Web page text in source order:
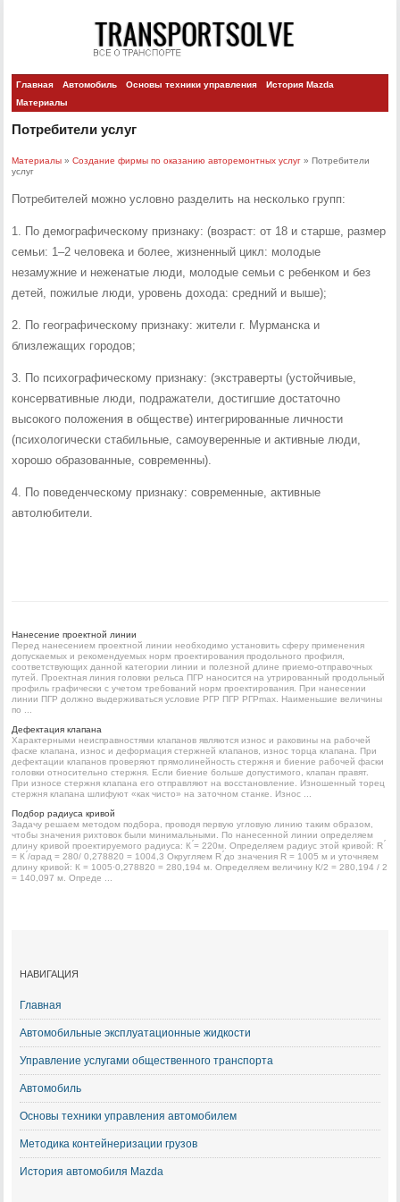
Главная Автомобиль Основы техники управления
История Mazda
Материалы
Потребители услуг
Материалы »Создание фирмы по оказанию авторемонтных услуг » Потребители
услуг
Потребителей можно условно разделить на несколько групп:
1. По демографическому признаку: (возраст: от 18 и старше, размер
семьи: 1–2 человека и более, жизненный цикл: молодые
незамужние и неженатые люди, молодые семьи с ребенком и без
детей, пожилые люди, уровень дохода: средний и выше);
2. По географическому признаку: жители г. Мурманска и
близлежащих городов;
3. По психографическому признаку: (экстраверты (устойчивые,
консервативные люди, подражатели, достигшие достаточно
высокого положения в обществе) интегрированные личности
(психологически стабильные, самоуверенные и активные люди,
хорошо образованные, современны).
4. По поведенческому признаку: современные, активные
автолюбители.
Нанесение проектной линии
Перед нанесением проектной линии необходимо установить сферу применения
допускаемых и рекомендуемых норм проектирования продольного профиля,
соответствующих данной категории линии и полезной длине приемо-отправочных
путей. Проектная линия головки рельса ПГР наносится на утрированный продольный
профиль графически с учетом требований норм проектирования. При нанесении
линии ПГР должно выдерживаться условие РГР ПГР РГРmax. Наименьшие величины
по ...
Дефектация клапана
Характерными неисправностями клапанов являются износ и раковины на рабочей
фаске клапана, износ и деформация стержней клапанов, износ торца клапана. При
дефектации клапанов проверяют прямолинейность стержня и биение рабочей фаски
головки относительно стержня. Если биение больше допустимого, клапан правят.
При износе стержня клапана его отправляют на восстановление. Изношенный торец
стержня клапана шлифуют «как чисто» на заточном станке. Износ ...
Подбор радиуса кривой
Задачу решаем методом подбора, проводя первую угловую линию таким образом,
чтобы значения рихтовок были минимальными. По нанесенной линии определяем
длину кривой проектируемого радиуса: К ́= 220м. Определяем радиус этой кривой: R ́
= К ́/αрад = 280/ 0,278820 = 1004,3 Округляем R ́до значения R = 1005 м и уточняем
длину кривой: К = 1005·0,278820 = 280,194 м. Определяем величину К/2 = 280,194 / 2
= 140,097 м. Опреде ...
НАВИГАЦИЯ
Главная
Автомобильные эксплуатационные жидкости
Управление услугами общественного транспорта
Автомобиль
Основы техники управления автомобилем
Методика контейнеризации грузов
История автомобиля Mazda